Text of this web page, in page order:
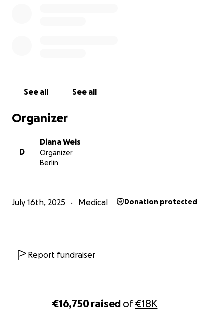
€16,750raised of€18K
See all See all
Organizer
D
Diana Weis
Organizer
Berlin
July 16th, 2025 Medical Donation protected
Report fundraiser